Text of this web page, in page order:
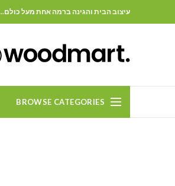
עיצוב הבית והגינה ברמה אחת מעל
BROWSE CATEGORIES